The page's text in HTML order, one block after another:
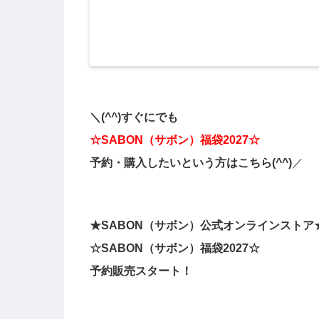
＼(^^)すぐにでも
☆SABON（サボン）福袋2027☆
予約・購入したいという方はこちら(^^)／
★SABON（サボン） 公式オンラインスト
☆SABON（サボン） 福袋2027☆
予約販売スタート！